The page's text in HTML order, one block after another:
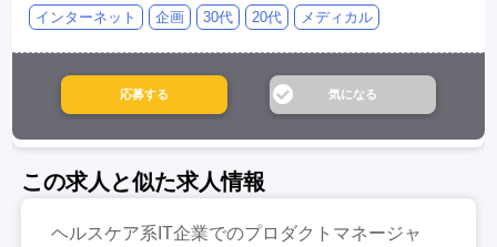
インターネット 企画 30代 20代 メディカル
この求人と似た求人情報
ヘルスケア系IT企業でのプロダクトマネージャ